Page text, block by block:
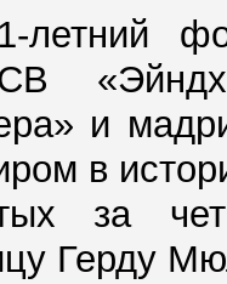
летний
и
в
за
Герду